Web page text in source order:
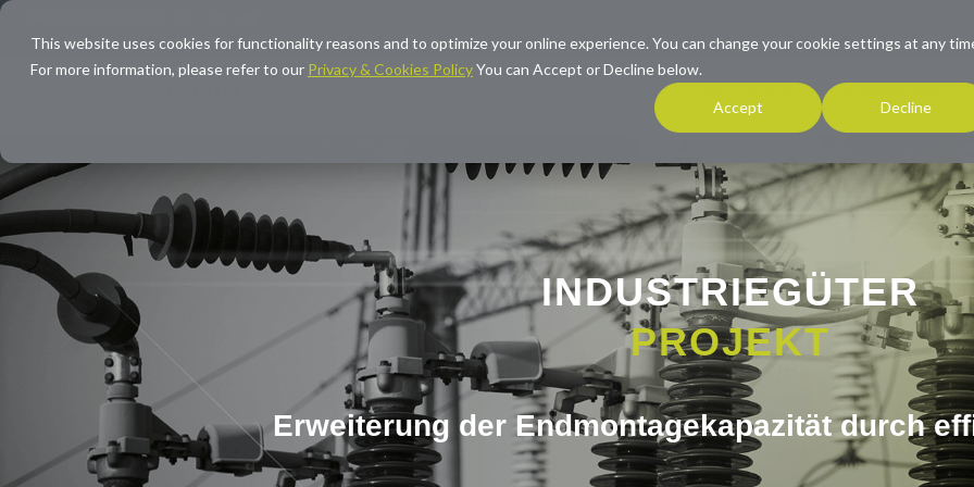
This website uses cookies for functionality reasons and to optimize your online experience. You can change your cookie settings at any
For more information, please refer to our Privacy & Cookies PolicyYou can Accept or Decline below.
Accept Decline
PRODUKTE
INDUSTRIEGÜTER
PROJEKT
Erweiterung der Endmontagekapazität durch